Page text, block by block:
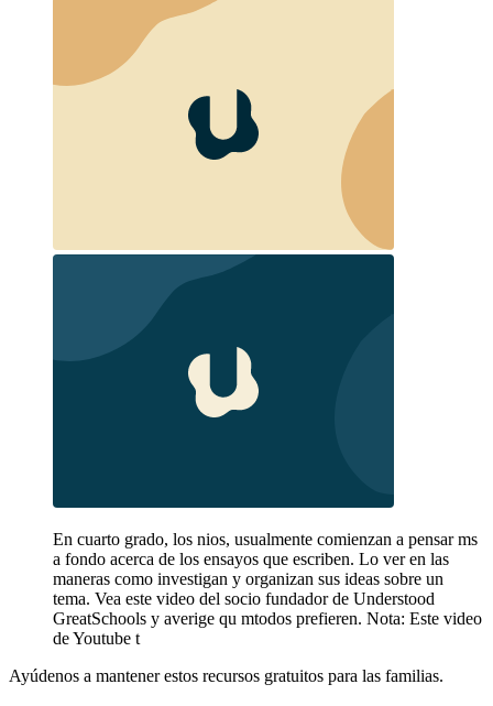
En cuarto grado, los nios, usualmente comienzan a pensar ms
a fondo acerca de los ensayos que escriben. Lo ver en las
maneras como investigan y organizan sus ideas sobre un
tema. Vea este video del socio fundador de Understood
GreatSchools y averige qu mtodos prefieren. Nota: Este video
de Youtube t
Ayúdenos a mantener estos recursos gratuitos para las familias.